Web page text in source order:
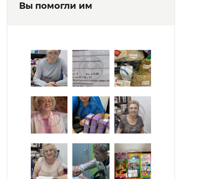
Вы помогли им